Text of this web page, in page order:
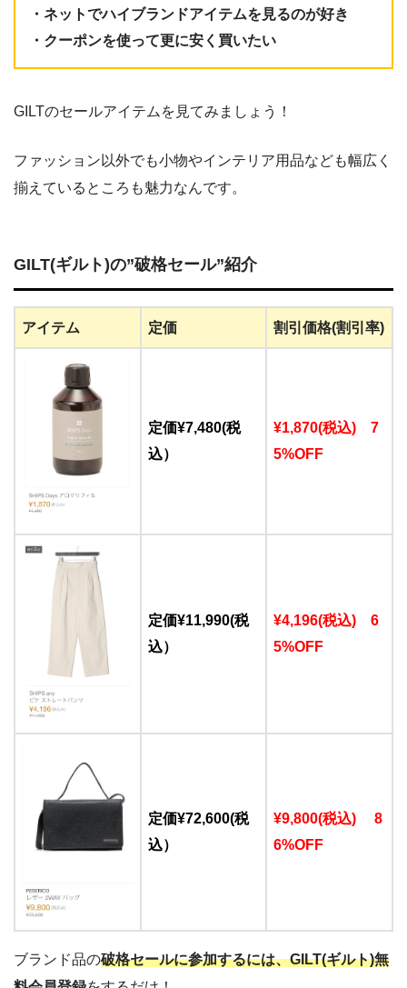
・ネットでハイブランドアイテムを見るのが好き
・クーポンを使って更に安く買いたい
GILTのセールアイテムを見てみましょう！
ファッション以外でも小物やインテリア用品なども幅広く
揃えているところも魅力なんです。
GILT(ギルト)の”破格セール”紹介
アイテム 定価 割引価格(割引率)
定価¥7,480(税
込）
¥1,870(税込) 7
5%OFF
定価¥11,990(税
込）
¥4,196(税込) 6
5%OFF
定価¥72,600(税
込）
¥9,800(税込) 8
6%OFF
ブランド品の破格セールに参加するには、GILT(ギルト)無